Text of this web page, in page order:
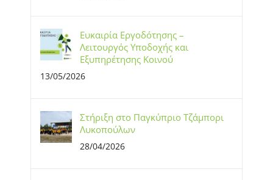
Ευκαιρία Εργοδότησης –
Λειτουργός Υποδοχής και
Εξυπηρέτησης Κοινού
13/05/2026
Στήριξη στο Παγκύπριο Τζάμπορι
Λυκοπούλων
28/04/2026